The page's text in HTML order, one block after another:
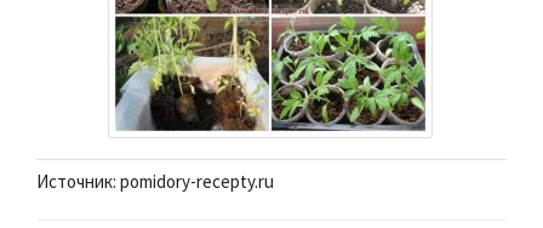
Источник: pomidory-recepty.ru